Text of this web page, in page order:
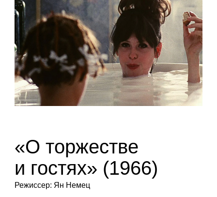
«О торжестве
и гостях» (1966)
Режиссер: Ян Немец